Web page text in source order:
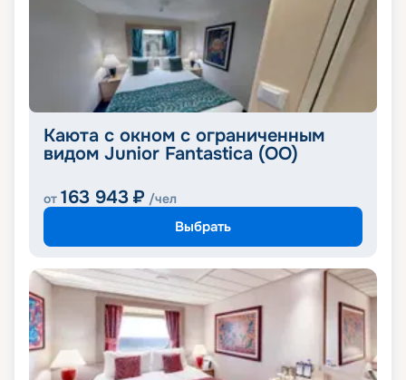
Каюта с окном с ограниченным
видом Junior Fantastica (OO)
от 163 943 ₽ /чел
Выбрать